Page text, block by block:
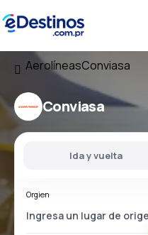
AerolíneasConviasa
Conviasa
Ida y vuelta
Orgien